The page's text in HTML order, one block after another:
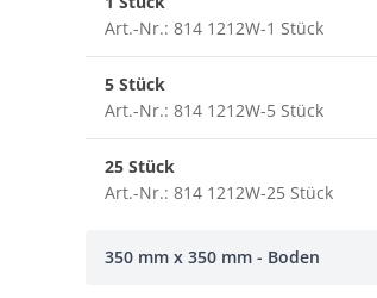
Art.-Nr.: 814 1212W-1 Stück
5 Stück
Art.-Nr.: 814 1212W-5 Stück
25 Stück
Art.-Nr.: 814 1212W-25 Stück
350 mm x 350 mm - Boden